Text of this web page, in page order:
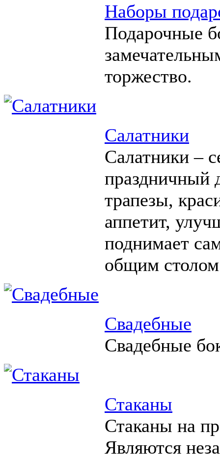
Наборы
Подарочные
торжество.
Салатники
Салатники –
праздничный
трапезы,
аппетит,
поднимает
общим
Свадебные
Свадебные
Стаканы
Стаканы на
Являются